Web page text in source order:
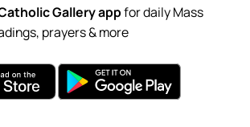
Gallery appfor daily Mass
prayers & more